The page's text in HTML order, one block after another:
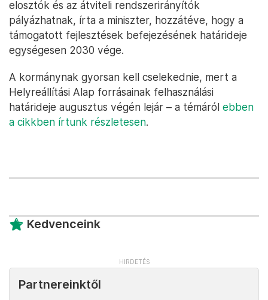
elosztók és az átviteli rendszerirányítók
pályázhatnak, írta a miniszter, hozzátéve, hogy a
támogatott fejlesztések befejezésének határideje
egységesen 2030 vége.
A kormánynak gyorsan kell cselekednie, mert a
Helyreállítási Alap forrásainak felhasználási
határideje augusztus végén lejár – a témáról ebben
a cikkben írtunk részletesen.
Kedvenceink
Partnereinktől